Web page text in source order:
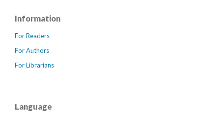
Information
For Readers
For Authors
For Librarians
Language